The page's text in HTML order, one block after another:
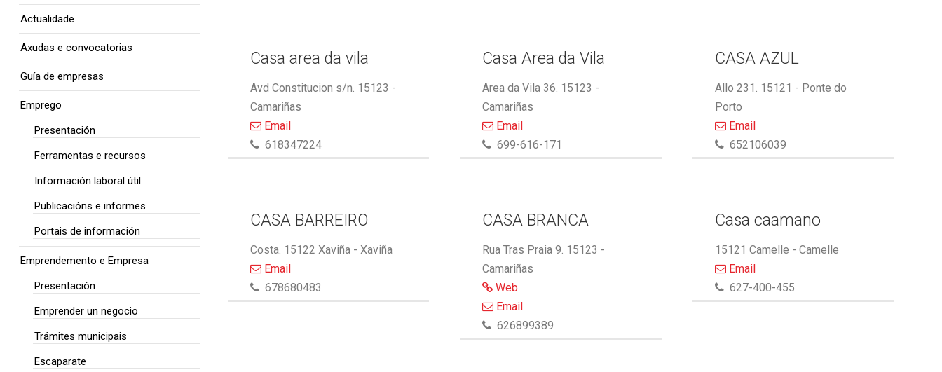
Casa area da vila
Avd Constitucion s/n. 15123 -
Camariñas
Email
618347224
Casa Area da Vila
Area da Vila 36. 15123 -
Camariñas
Email
699-616-171
CASA AZUL
Allo 231. 15121 - Ponte do
Porto
Email
652106039
CASA BARREIRO
Costa. 15122 Xaviña - Xaviña
Email
678680483
CASA BRANCA
Rua Tras Praia 9. 15123 -
Camariñas
Web
Email
626899389
Casa caamano
15121 Camelle - Camelle
Email
627-400-455
Actualidade
Axudas e convocatorias
Guía de empresas
Emprego
Presentación
Ferramentas e recursos
Información laboral útil
Publicacións e informes
Portais de información
Emprendemento e Empresa
Presentación
Emprender un negocio
Trámites municipais
Escaparate